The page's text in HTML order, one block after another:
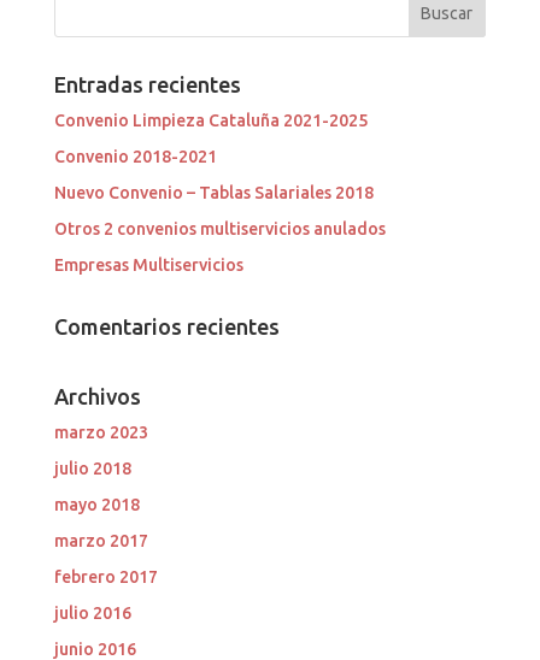
Entradas recientes
Convenio Limpieza Cataluña 2021-2025
Convenio 2018-2021
Nuevo Convenio – Tablas Salariales 2018
Otros 2 convenios multiservicios anulados
Empresas Multiservicios
Comentarios recientes
Archivos
marzo 2023
julio 2018
mayo 2018
marzo 2017
febrero 2017
julio 2016
junio 2016